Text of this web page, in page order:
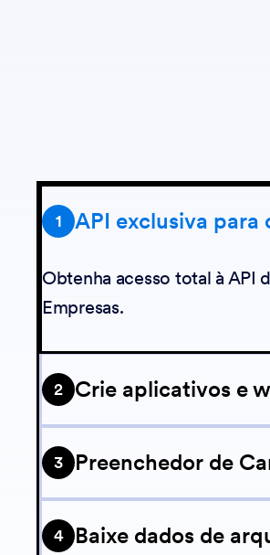
1 API exclusiva para
Obtenha acesso total à API
Empresas.
2 Crie aplicativos e
Você pode criar um widget
3 Preenchedor de
Um script que cria URLs
4 Baixe dados de